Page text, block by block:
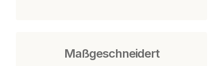
Maßgeschneidert